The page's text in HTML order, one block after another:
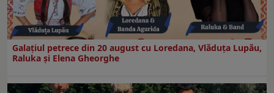
Galaţiul petrece din 20 august cu Loredana, Vlăduța Lupău,
Raluka și Elena Gheorghe